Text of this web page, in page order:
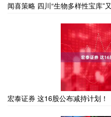
闻喜策略 四川“生物多样性宝库”
宏泰证券 这16股公布减持计划！